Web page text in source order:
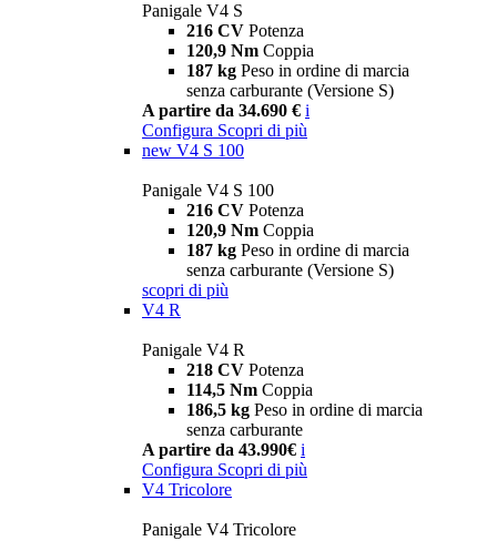
Panigale V4 S
216 CV Potenza
120,9 Nm Coppia
187 kg Peso in ordine di marcia
senza carburante (Versione S)
A partire da 34.690 € i
Configura Scopri di più
new V4 S 100
Panigale V4 S 100
216 CV Potenza
120,9 Nm Coppia
187 kg Peso in ordine di marcia
senza carburante (Versione S)
scopri di più
V4 R
Panigale V4 R
218 CV Potenza
114,5 Nm Coppia
186,5 kg Peso in ordine di marcia
senza carburante
A partire da 43.990€ i
Configura Scopri di più
V4 Tricolore
Panigale V4 Tricolore